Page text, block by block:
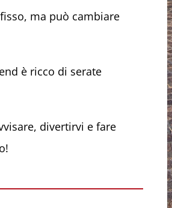
ma può cambiare
è ricco di serate
divertirvi e fare